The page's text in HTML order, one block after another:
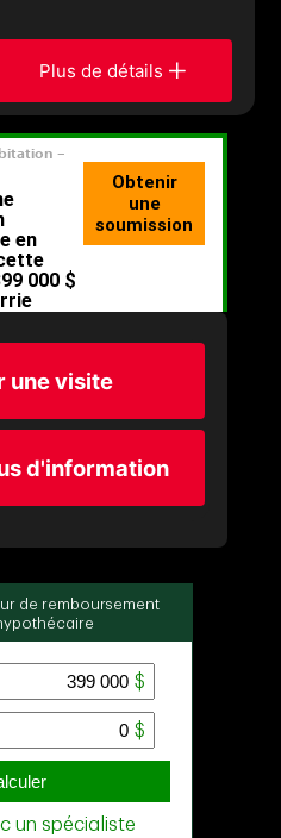
Plus de détails
une visite
d'information